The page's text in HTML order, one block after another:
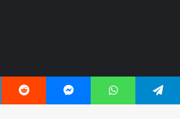
Reddit Messenger WhatsApp Telegram